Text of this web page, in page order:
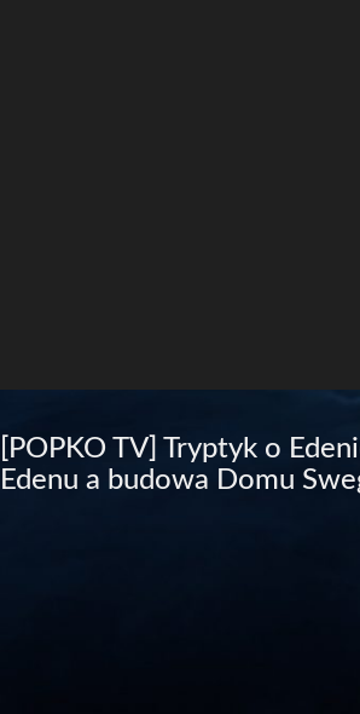
[POPKO TV] Tryptyk o
Edenu a budowa Domu